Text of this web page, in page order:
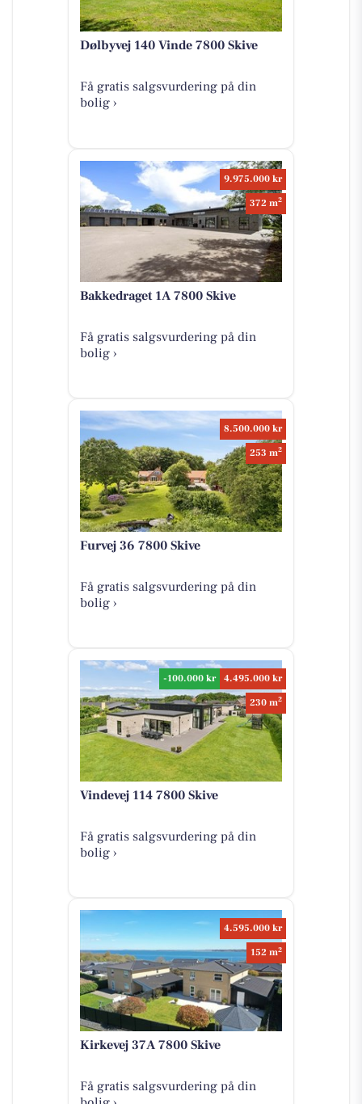
Dølbyvej 140 Vinde 7800 Skive
Få gratis salgsvurdering på din
bolig ›
9.975.000 kr
372 m2
Bakkedraget 1A 7800 Skive
Få gratis salgsvurdering på din
bolig ›
8.500.000 kr
253 m2
Furvej 36 7800 Skive
Få gratis salgsvurdering på din
bolig ›
-100.000 kr
4.495.000 kr
230 m2
Vindevej 114 7800 Skive
Få gratis salgsvurdering på din
bolig ›
4.595.000 kr
152 m2
Kirkevej 37A 7800 Skive
Få gratis salgsvurdering på din